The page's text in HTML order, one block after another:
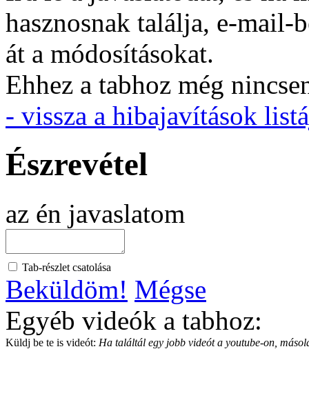
hasznosnak találja, e-mail-
át a módosításokat.
Ehhez a tabhoz még
- vissza a hibajavítások
Észrevétel
az én javaslatom
Tab-részlet csatolása
Beküldöm! Mégse
Egyéb videók a tabhoz:
Küldj be te is videót: Ha találtál egy jobb videót a youtube-on,